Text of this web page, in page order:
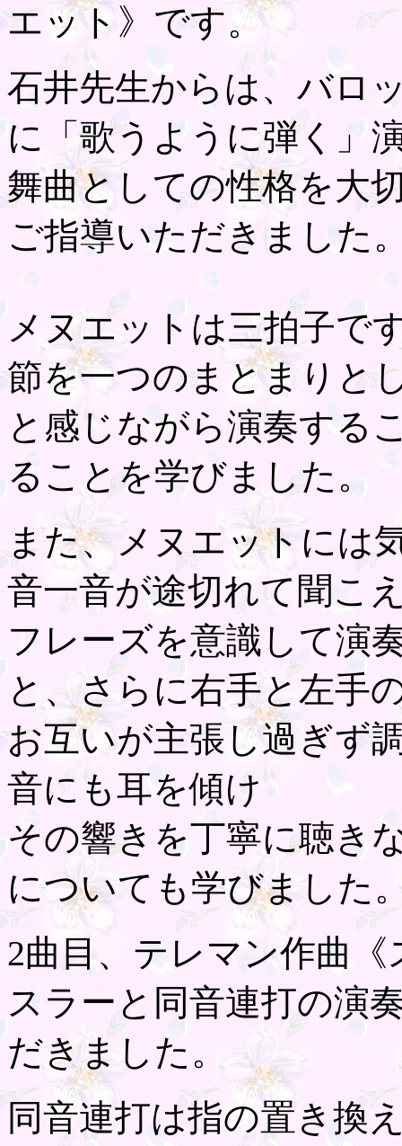
エット》です。
石井先生からは、バロ
に「歌うように弾く」
舞曲としての性格を大
ご指導いただきました
メヌエットは三拍子で
節を一つのまとまりと
と感じながら演奏する
ることを学びました。
また、メヌエットには
音一音が途切れて聞こ
フレーズを意識して演
と、さらに右手と左手
お互いが主張し過ぎず
音にも耳を傾け
その響きを丁寧に聴き
についても学びました
2曲目、テレマン作曲
スラーと同音連打の演
だきました。
同音連打は指の置き換